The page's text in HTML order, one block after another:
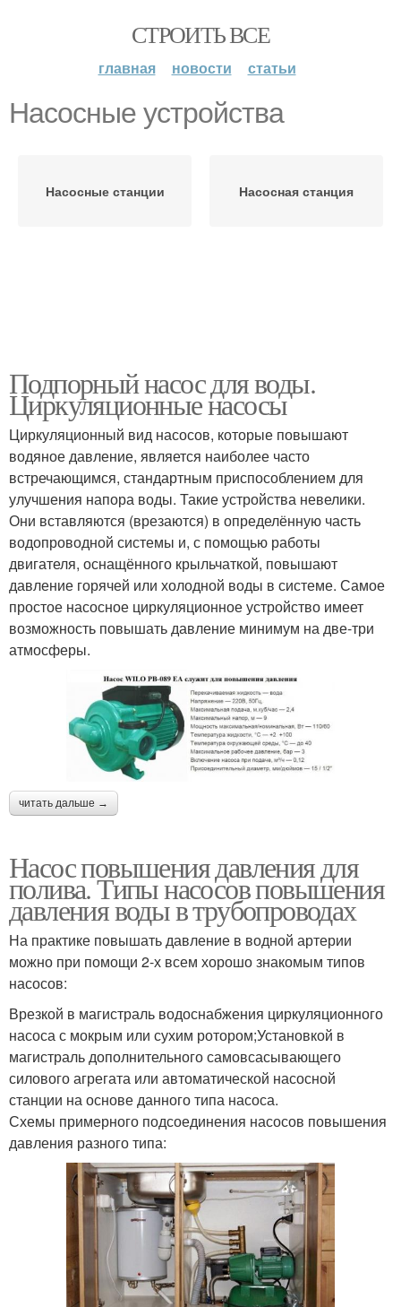
СТРОИТЬ ВСЕ
главная новости статьи
Насосные устройства
Насосные станции Насосная станция
Подпорный насос для воды.
Циркуляционные насосы
Циркуляционный вид насосов, которые повышают
водяное давление, является наиболее часто
встречающимся, стандартным приспособлением для
улучшения напора воды. Такие устройства невелики.
Они вставляются (врезаются) в определённую часть
водопроводной системы и, с помощью работы
двигателя, оснащённого крыльчаткой, повышают
давление горячей или холодной воды в системе. Самое
простое насосное циркуляционное устройство имеет
возможность повышать давление минимум на две-три
атмосферы.
читать дальше →
Насос повышения давления для
полива. Типы насосов повышения
давления воды в трубопроводах
На практике повышать давление в водной артерии
можно при помощи 2-х всем хорошо знакомым типов
насосов:
Врезкой в магистраль водоснабжения циркуляционного
насоса с мокрым или сухим ротором;Установкой в
магистраль дополнительного самовсасывающего
силового агрегата или автоматической насосной
станции на основе данного типа насоса.
Схемы примерного подсоединения насосов повышения
давления разного типа: